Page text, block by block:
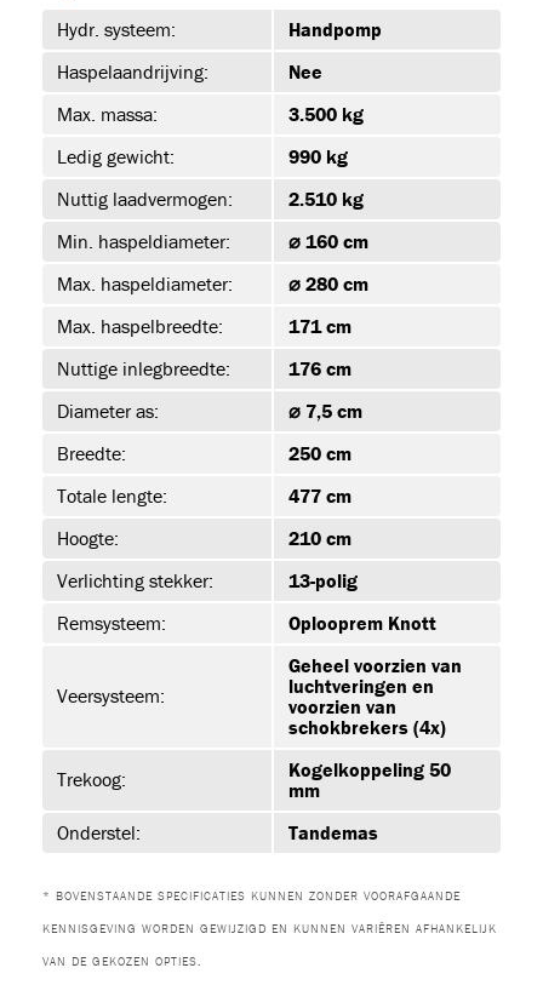
Hydr. systeem:
Handpomp
Haspelaandrijving:
Nee
Max. massa:
3.500 kg
Ledig gewicht:
990 kg
Nuttig laadvermogen:
2.510 kg
Min. haspeldiameter:
⌀ 160 cm
Max. haspeldiameter:
⌀ 280 cm
Max. haspelbreedte:
171 cm
Nuttige inlegbreedte:
176 cm
Diameter as:
⌀ 7,5 cm
Breedte:
250 cm
Totale lengte:
477 cm
Hoogte:
210 cm
Verlichting stekker:
13-polig
Remsysteem:
Oplooprem Knott
Veersysteem:
Geheel voorzien van
luchtveringen en
voorzien van
schokbrekers (4x)
Trekoog:
Kogelkoppeling 50
mm
Onderstel:
Tandemas
* BOVENSTAANDE SPECIFICATIES KUNNEN ZONDER VOORAFGAANDE
KENNISGEVING WORDEN GEWIJZIGD EN KUNNEN VARIËREN AFHANKELIJK
VAN DE GEKOZEN OPTIES.